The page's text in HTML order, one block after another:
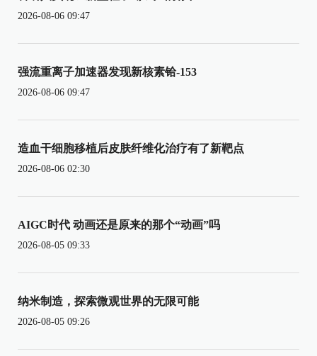
2026-08-06 09:47
强流重离子加速器发现新核素铪-153
2026-08-06 09:47
造血干细胞移植后皮肤纤维化治疗有了新靶点
2026-08-06 02:30
AIGC时代 动画还是原来的那个“动画”吗
2026-08-05 09:33
纳米制造，探索微观世界的无限可能
2026-08-05 09:26